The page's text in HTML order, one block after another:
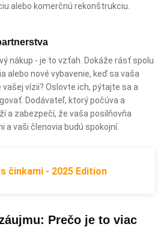
alebo komerčnú rekonštrukciu.
nákup - je to vzťah. Dokáže rásť spolu
alebo nové vybavenie, keď sa vaša
vízii? Oslovte ich, pýtajte sa a
Dodávateľ, ktorý počúva a
a zabezpečí, že vaša posilňovňa
a vaši členovia budú spokojní.
činkami - 2025 Edition
Prečo je to viac